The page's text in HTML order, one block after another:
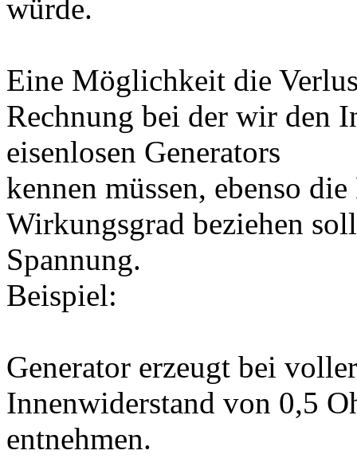
würde.
Eine Möglichkeit die
Rechnung bei der wir den
eisenlosen Generators
kennen müssen, ebenso
Wirkungsgrad beziehen
Spannung.
Beispiel:
Generator erzeugt bei
Innenwiderstand von 0,5
entnehmen.